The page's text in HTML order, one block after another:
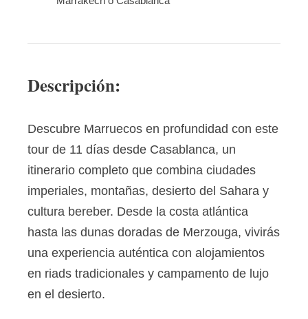
Descripción:
Descubre Marruecos en profundidad con este
tour de 11 días desde Casablanca, un
itinerario completo que combina ciudades
imperiales, montañas, desierto del Sahara y
cultura bereber. Desde la costa atlántica
hasta las dunas doradas de Merzouga, vivirás
una experiencia auténtica con alojamientos
en riads tradicionales y campamento de lujo
en el desierto.